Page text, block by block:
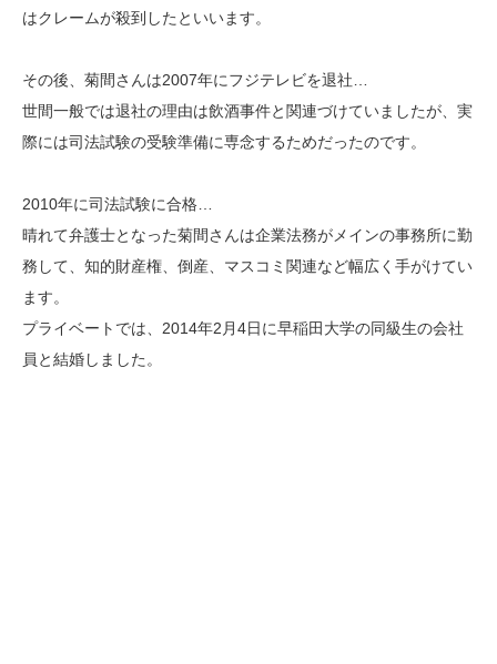
はクレームが殺到したといいます。
その後、菊間さんは2007年にフジテレビを退社…
世間一般では退社の理由は飲酒事件と関連づけていましたが、実
際には司法試験の受験準備に専念するためだったのです。
2010年に司法試験に合格…
晴れて弁護士となった菊間さんは企業法務がメインの事務所に勤
務して、知的財産権、倒産、マスコミ関連など幅広く手がけてい
ます。
プライベートでは、2014年2月4日に早稲田大学の同級生の会社
員と結婚しました。